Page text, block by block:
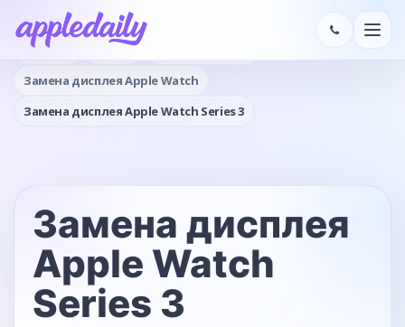
Главная Услуги
Замена дисплея Apple Watch
Замена дисплея Apple Watch Series 3
Замена дисплея
Apple Watch
Series 3